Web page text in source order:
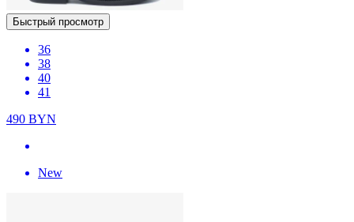
Быстрый просмотр
36
38
40
41
490 BYN
New